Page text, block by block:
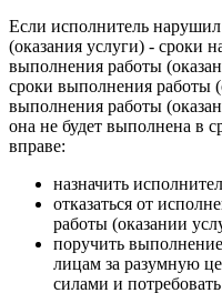
Если исполнитель
(оказания услуги) - сроки
выполнения работы
сроки выполнения работы
выполнения работы
она не будет выполнена в
вправе:
назначить
отказаться от
работы (оказании
поручить
лицам за разумную
силами и